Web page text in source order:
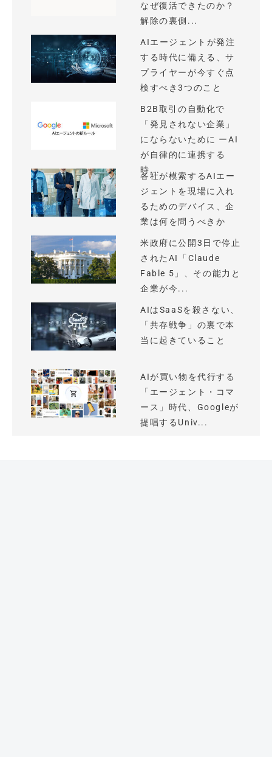
なぜ復活できたのか？
解除の裏側...
AIエージェントが発注
する時代に備える、サ
プライヤーが今すぐ点
検すべき3つのこと
B2B取引の自動化で
「発見されない企業」
にならないために ーAI
が自律的に連携する
時...
各社が模索するAIエー
ジェントを現場に入れ
るためのデバイス、企
業は何を問うべきか
米政府に公開3日で停止
されたAI「Claude
Fable 5」、その能力と
企業が今...
AIはSaaSを殺さない、
「共存戦争」の裏で本
当に起きていること
AIが買い物を代行する
「エージェント・コマ
ース」時代、Googleが
提唱するUniv...